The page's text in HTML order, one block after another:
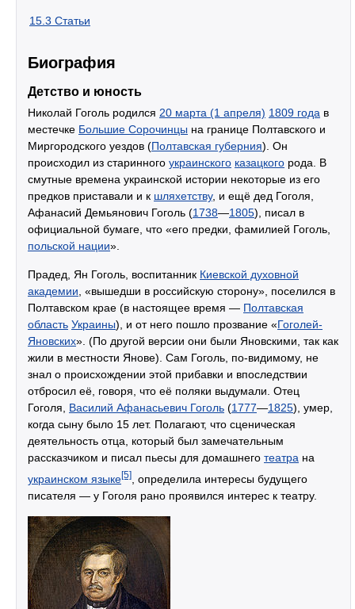
15.3 Статьи
Биография
Детство и юность
Николай Гоголь родился 20 марта (1 апреля) 1809 года в
местечке Большие Сорочинцы на границе Полтавского и
Миргородского уездов (Полтавская губерния). Он
происходил из старинного украинского казацкого рода. В
смутные времена украинской истории некоторые из его
предков приставали и к шляхетству, и ещё дед Гоголя,
Афанасий Демьянович Гоголь (1738—1805), писал в
официальной бумаге, что «его предки, фамилией Гоголь,
польской нации».
Прадед, Ян Гоголь, воспитанник Киевской духовной
академии, «вышедши в российскую сторону», поселился в
Полтавском крае (в настоящее время — Полтавская
область Украины), и от него пошло прозвание «Гоголей-
Яновских». (По другой версии они были Яновскими, так как
жили в местности Янове). Сам Гоголь, по-видимому, не
знал о происхождении этой прибавки и впоследствии
отбросил её, говоря, что её поляки выдумали. Отец
Гоголя, Василий Афанасьевич Гоголь (1777—1825), умер,
когда сыну было 15 лет. Полагают, что сценическая
деятельность отца, который был замечательным
рассказчиком и писал пьесы для домашнего театра на
украинском языке[5]
, определила интересы будущего
писателя — у Гоголя рано проявился интерес к театру.